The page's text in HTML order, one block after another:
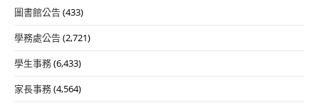
圖書館公告(433)
學務處公告(2,721)
學生事務(6,433)
家長事務(4,564)